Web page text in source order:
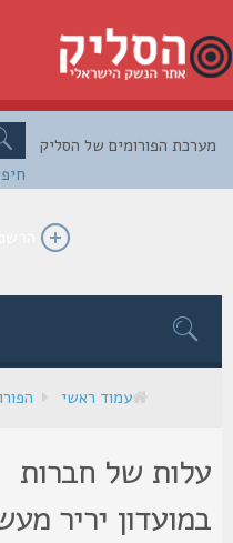
חיפוש
הפורומים של הסליק
הרשמה
עמוד ראשי
של חברות
יריר מעשי